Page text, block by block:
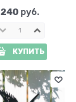
240 руб.
КУПИТЬ